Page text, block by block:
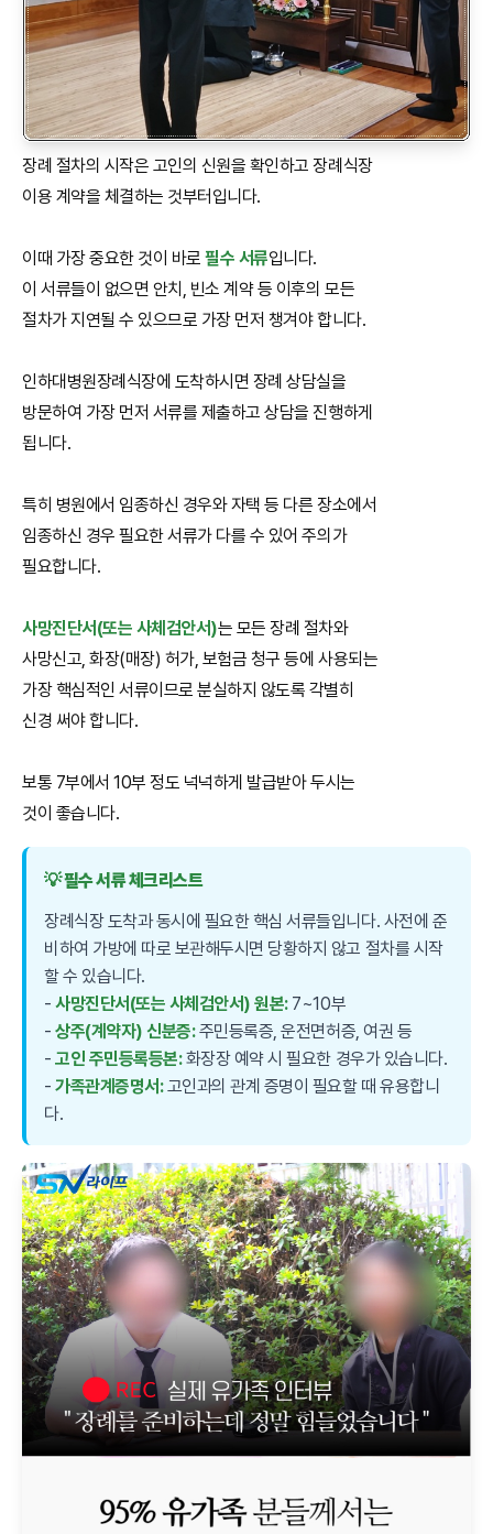
장례 절차의 시작은 고인의 신원을 확인하고 장례식장
이용 계약을 체결하는 것부터입니다.
이때 가장 중요한 것이 바로필수 서류입니다.
이 서류들이 없으면 안치, 빈소 계약 등 이후의 모든
절차가 지연될 수 있으므로 가장 먼저 챙겨야 합니다.
인하대병원장례식장에 도착하시면 장례 상담실을
방문하여 가장 먼저 서류를 제출하고 상담을 진행하게
됩니다.
특히 병원에서 임종하신 경우와 자택 등 다른 장소에서
임종하신 경우 필요한 서류가 다를 수 있어 주의가
필요합니다.
사망진단서(또는 사체검안서)는 모든 장례 절차와
사망신고, 화장(매장) 허가, 보험금 청구 등에 사용되는
가장 핵심적인 서류이므로 분실하지 않도록 각별히
신경 써야 합니다.
보통 7부에서 10부 정도 넉넉하게 발급받아 두시는
것이 좋습니다.
💡 필수 서류 체크리스트
장례식장 도착과 동시에 필요한 핵심 서류들입니다. 사전에 준
비하여 가방에 따로 보관해두시면 당황하지 않고 절차를 시작
할 수 있습니다.
-사망진단서(또는 사체검안서) 원본:7~10부
-상주(계약자) 신분증:주민등록증, 운전면허증, 여권 등
-고인 주민등록등본:화장장 예약 시 필요한 경우가 있습니다.
-가족관계증명서:고인과의 관계 증명이 필요할 때 유용합니
다.